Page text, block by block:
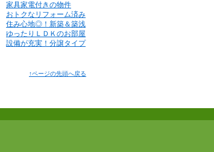
家具家電付きの物件
おトクなリフォーム済み
住み心地◎！新築＆築浅
ゆったりＬＤＫのお部屋
設備が充実！分譲タイプ
↑ページの先頭へ戻る